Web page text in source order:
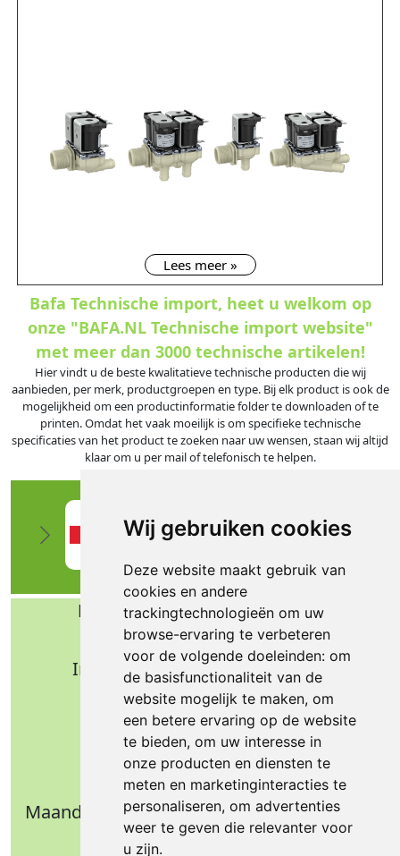
Wij gebruiken cookies
Deze website maakt gebruik van
cookies en andere
trackingtechnologieën om uw
browse-ervaring te verbeteren
voor de volgende doeleinden: om
de basisfunctionaliteit van de
website mogelijk te maken, om
een betere ervaring op de website
te bieden, om uw interesse in
onze producten en diensten te
meten en marketinginteracties te
personaliseren, om advertenties
weer te geven die relevanter voor
u zijn.
Lees meer »
Bafa Technische import, heet u welkom op
onze "BAFA.NL Technische import website"
met meer dan 3000 technische artikelen!
Hier vindt u de beste kwalitatieve technische producten die wij
aanbieden, per merk, productgroepen en type. Bij elk product is ook de
mogelijkheid om een productinformatie folder te downloaden of te
printen. Omdat het vaak moeilijk is om specifieke technische
specificaties van het product te zoeken naar uw wensen, staan wij altijd
klaar om u per mail of telefonisch te helpen.
Bafa b.v. Technische import
Nijverheidsweg 11
Industrieterrein Verheulsweide
7005 AS Doetinchem
Tel.: +31 (0)314 344 342
Email: info@bafa.nl
Openingstijden
Maandag t/m donderdag: 09.00 - 16.30 uur
Vrijdag: 09.00 - 14.30 uur